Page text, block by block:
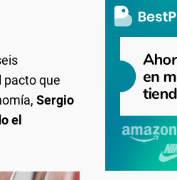
pacto que
Sergio
el